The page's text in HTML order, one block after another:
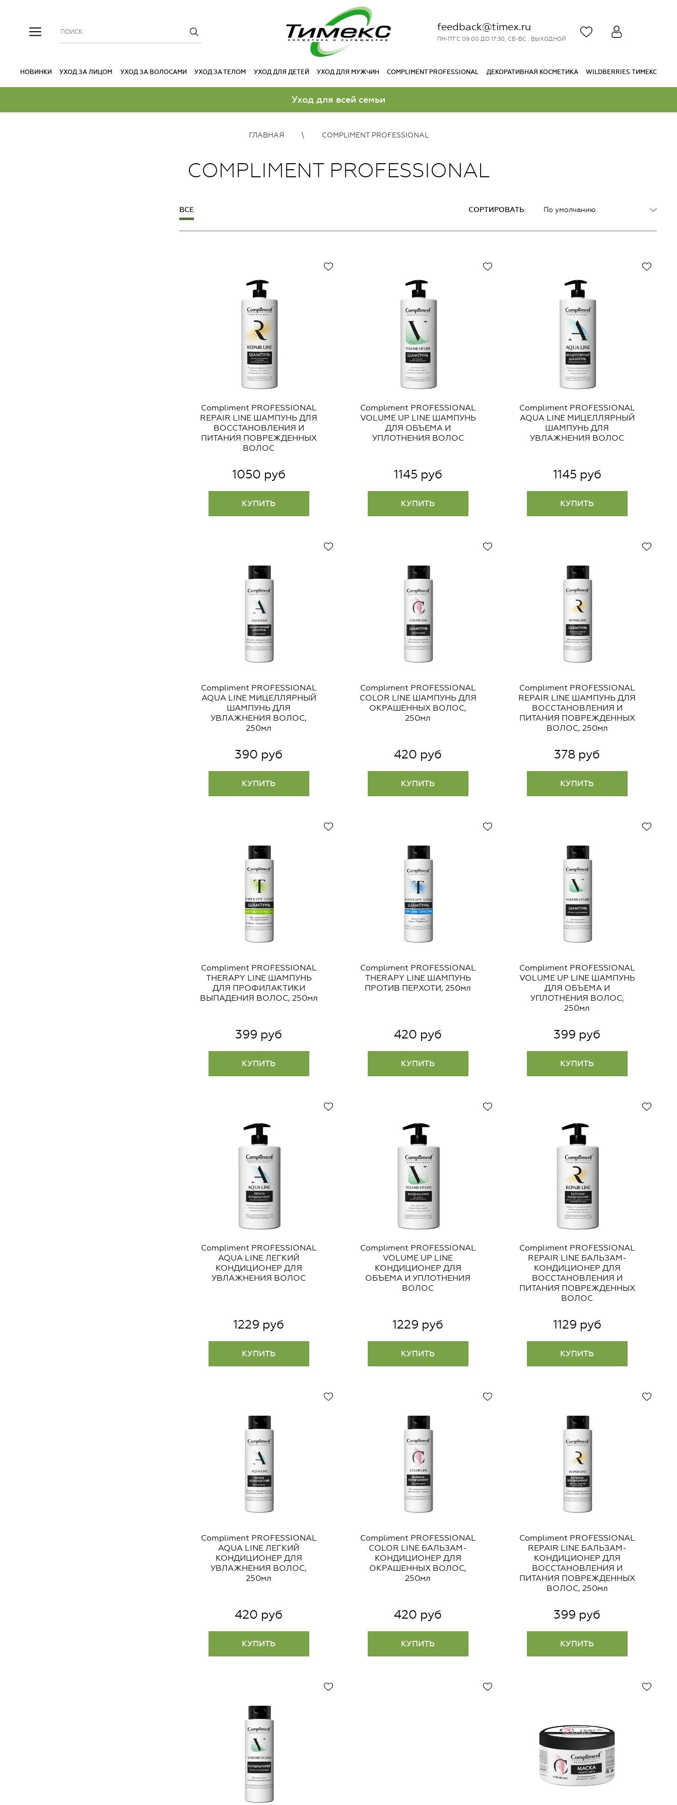
feedback@timex.ru
ПН-ПТ С 09:00 ДО 17:30, СБ-ВС : ВЫХОДНОЙ
НОВИНКИ УХОД ЗА ЛИЦОМ УХОД ЗА ВОЛОСАМИ УХОД ЗА ТЕЛОМ УХОД ДЛЯ ДЕТЕЙ УХОД ДЛЯ МУЖЧИН COMPLIMENT PROFESSIONAL ДЕКОРАТИВНАЯ КОСМЕТИКА WILDBERRIES ТИМЕКС
Уход для всей семьи
ГЛАВНАЯ COMPLIMENT PROFESSIONAL
COMPLIMENT PROFESSIONAL
ВСЕ СОРТИРОВАТЬ: По умолчанию
Compliment PROFESSIONAL
REPAIR LINE ШАМПУНЬ ДЛЯ
ВОССТАНОВЛЕНИЯ И
ПИТАНИЯ ПОВРЕЖДЕННЫХ
ВОЛОС
1050 руб
КУПИТЬ
Compliment PROFESSIONAL
VOLUME UP LINE ШАМПУНЬ
ДЛЯ ОБЪЕМА И
УПЛОТНЕНИЯ ВОЛОС
1145 руб
КУПИТЬ
Compliment PROFESSIONAL
AQUA LINE МИЦЕЛЛЯРНЫЙ
ШАМПУНЬ ДЛЯ
УВЛАЖНЕНИЯ ВОЛОС
1145 руб
КУПИТЬ
Compliment PROFESSIONAL
AQUA LINE МИЦЕЛЛЯРНЫЙ
ШАМПУНЬ ДЛЯ
УВЛАЖНЕНИЯ ВОЛОС,
250мл
390 руб
КУПИТЬ
Compliment PROFESSIONAL
COLOR LINE ШАМПУНЬ ДЛЯ
ОКРАШЕННЫХ ВОЛОС,
250мл
420 руб
КУПИТЬ
Compliment PROFESSIONAL
REPAIR LINE ШАМПУНЬ ДЛЯ
ВОССТАНОВЛЕНИЯ И
ПИТАНИЯ ПОВРЕЖДЕННЫХ
ВОЛОС, 250мл
378 руб
КУПИТЬ
Compliment PROFESSIONAL
THERAPY LINE ШАМПУНЬ
ДЛЯ ПРОФИЛАКТИКИ
ВЫПАДЕНИЯ ВОЛОС, 250мл
399 руб
КУПИТЬ
Compliment PROFESSIONAL
THERAPY LINE ШАМПУНЬ
ПРОТИВ ПЕРХОТИ, 250мл
420 руб
КУПИТЬ
Compliment PROFESSIONAL
VOLUME UP LINE ШАМПУНЬ
ДЛЯ ОБЪЕМА И
УПЛОТНЕНИЯ ВОЛОС,
250мл
399 руб
КУПИТЬ
Compliment PROFESSIONAL
AQUA LINE ЛЕГКИЙ
КОНДИЦИОНЕР ДЛЯ
УВЛАЖНЕНИЯ ВОЛОС
1229 руб
КУПИТЬ
Compliment PROFESSIONAL
VOLUME UP LINE
КОНДИЦИОНЕР ДЛЯ
ОБЪЕМА И УПЛОТНЕНИЯ
ВОЛОС
1229 руб
КУПИТЬ
Compliment PROFESSIONAL
REPAIR LINE БАЛЬЗАМ-
КОНДИЦИОНЕР ДЛЯ
ВОССТАНОВЛЕНИЯ И
ПИТАНИЯ ПОВРЕЖДЕННЫХ
ВОЛОС
1129 руб
КУПИТЬ
Compliment PROFESSIONAL
AQUA LINE ЛЕГКИЙ
КОНДИЦИОНЕР ДЛЯ
УВЛАЖНЕНИЯ ВОЛОС,
250мл
420 руб
КУПИТЬ
Compliment PROFESSIONAL
COLOR LINE БАЛЬЗАМ-
КОНДИЦИОНЕР ДЛЯ
ОКРАШЕННЫХ ВОЛОС,
250мл
420 руб
КУПИТЬ
Compliment PROFESSIONAL
REPAIR LINE БАЛЬЗАМ-
КОНДИЦИОНЕР ДЛЯ
ВОССТАНОВЛЕНИЯ И
ПИТАНИЯ ПОВРЕЖДЕННЫХ
ВОЛОС, 250мл
399 руб
КУПИТЬ